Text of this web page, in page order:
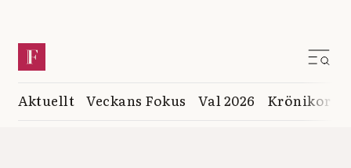
Aktuellt Veckans Fokus Val 2026 Krönikor